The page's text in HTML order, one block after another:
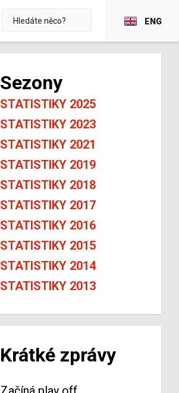
ENG
Sezony
STATISTIKY 2025
STATISTIKY 2023
STATISTIKY 2021
STATISTIKY 2019
STATISTIKY 2018
STATISTIKY 2017
STATISTIKY 2016
STATISTIKY 2015
STATISTIKY 2014
STATISTIKY 2013
Krátké zprávy